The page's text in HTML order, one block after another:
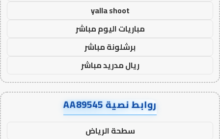
yalla shoot
مباريات اليوم مباشر
برشلونة مباشر
ريال مدريد مباشر
روابط نصية AA89545
سطحة الرياض